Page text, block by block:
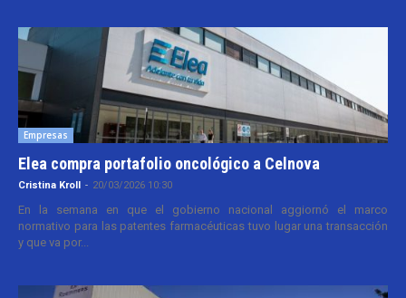
Empresas
Elea compra portafolio oncológico a Celnova
Cristina Kroll - 20/03/2026 10:30
En la semana en que el gobierno nacional aggiornó el marco
normativo para las patentes farmacéuticas tuvo lugar una transacción
y que va por...